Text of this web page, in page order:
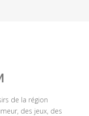
de la région
des jeux, des